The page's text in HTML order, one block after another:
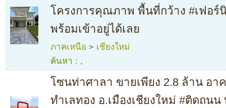
โครงการคุณภาพ พื้นที่กว้าง #เฟอร์
พร้อมเข้าอยู่ได้เลย
ภาคเหนือ > เชียงใหม่
ค้นหา : ,
โซนท่าศาลา ขายเพียง 2.8 ล้าน อ
ทำเลทอง อ.เมืองเชียงใหม่ #ติดถน